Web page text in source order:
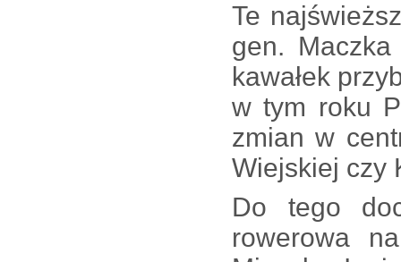
Te
gen.
kawałek
w tym roku
zmian w
Wiejskiej czy
Do tego
rowerowa